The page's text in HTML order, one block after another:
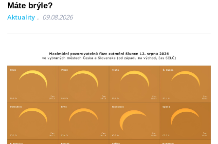
Máte brýle?
Aktuality 09.08.2026